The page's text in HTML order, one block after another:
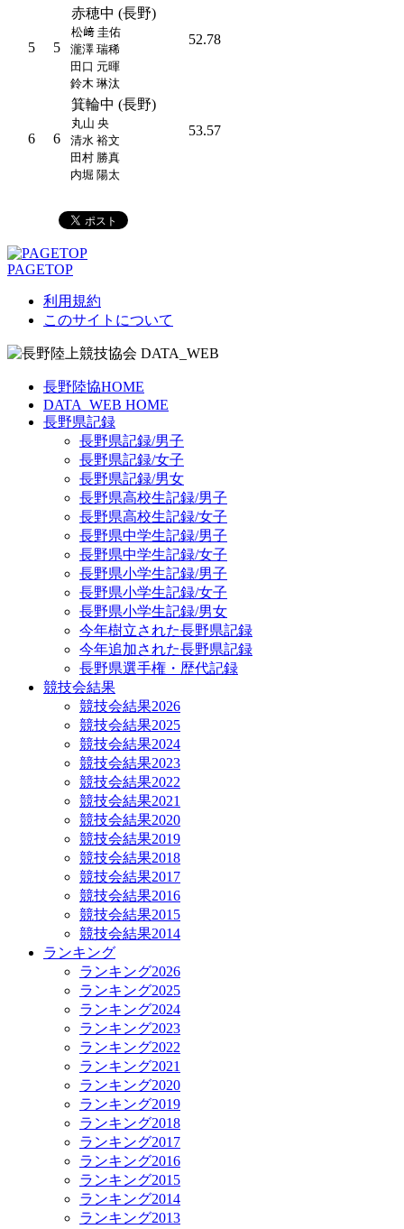
5 5
赤穂中 (長野)
松﨑 圭佑
瀧澤 瑞稀
田口 元暉
鈴木 琳汰
52.78
6 6
箕輪中 (長野)
丸山 央
清水 裕文
田村 勝真
内堀 陽太
53.57
PAGETOP
利用規約
このサイトについて
長野陸協HOME
DATA_WEB HOME
長野県記録
長野県記録/男子
長野県記録/女子
長野県記録/男女
長野県高校生記録/男子
長野県高校生記録/女子
長野県中学生記録/男子
長野県中学生記録/女子
長野県小学生記録/男子
長野県小学生記録/女子
長野県小学生記録/男女
今年樹立された長野県記録
今年追加された長野県記録
長野県選手権・歴代記録
競技会結果
競技会結果2026
競技会結果2025
競技会結果2024
競技会結果2023
競技会結果2022
競技会結果2021
競技会結果2020
競技会結果2019
競技会結果2018
競技会結果2017
競技会結果2016
競技会結果2015
競技会結果2014
ランキング
ランキング2026
ランキング2025
ランキング2024
ランキング2023
ランキング2022
ランキング2021
ランキング2020
ランキング2019
ランキング2018
ランキング2017
ランキング2016
ランキング2015
ランキング2014
ランキング2013